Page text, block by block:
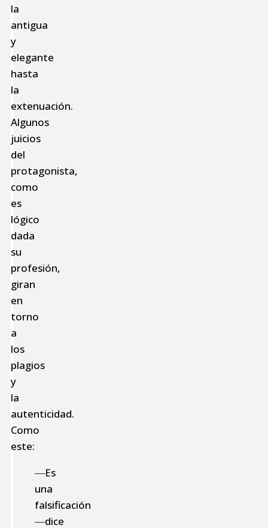
la
antigua
y
elegante
hasta
la
extenuación.
Algunos
juicios
del
protagonista,
como
es
lógico
dada
su
profesión,
giran
en
torno
a
los
plagios
y
la
autenticidad.
Como
este:
―Es
una
falsificación
―dice